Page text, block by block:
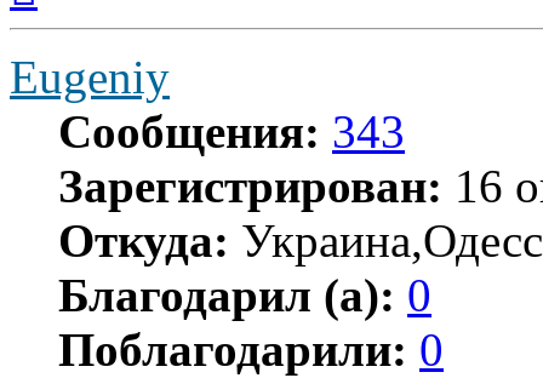
началу
Eugeniy
Сообщения: 343
Зарегистрирован: 16
Откуда:
Благодарил (а): 0
Поблагодарили: 0